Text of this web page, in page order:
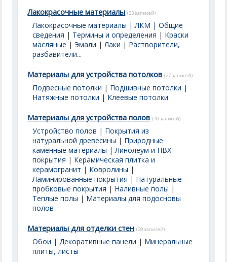
Лакокрасочные материалы (33 записей)
Лакокрасочные материалы | ЛКМ | Общие
сведения | Термины и определения | Краски
масляные |Эмали |Лаки | Растворители,
разбавители...
Материалы для устройства потолков (27 записей)
Подвесные потолки | Подшивные потолки |
Натяжные потолки | Клеевые потолки
Материалы для устройства полов (70 записей)
Устройство полов | Покрытия из
натуральной древесины | Природные
каменные материалы |Линолеум и ПВХ
покрытия | Керамическая плитка и
керамогранит | Ковролины |
Ламинированные покрытия | Натуральные
пробковые покрытия | Наливные полы |
Теплые полы | Материалы для подосновы
полов
Материалы для отделки стен (29 записей)
Обои |Декоративные панели | Минеральные
плиты, листы